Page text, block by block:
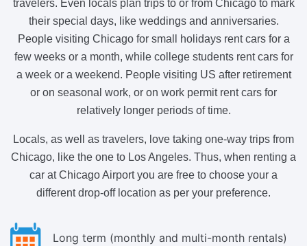
travelers. Even locals plan trips to or from Chicago to mark
their special days, like weddings and anniversaries.
People visiting Chicago for small holidays rent cars for a
few weeks or a month, while college students rent cars for
a week or a weekend. People visiting US after retirement
or on seasonal work, or on work permit rent cars for
relatively longer periods of time.
Locals, as well as travelers, love taking one-way trips from
Chicago, like the one to Los Angeles. Thus, when renting a
car at Chicago Airport you are free to choose your a
different drop-off location as per your preference.
Long term (monthly and multi-month rentals)